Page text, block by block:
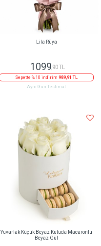
Lila Rüya
1099,90 TL
Sepette % 10 indirim 989,91 TL
Aynı Gün Teslimat
Yuvarlak Küçük Beyaz Kutuda Macaronlu
Beyaz Gül